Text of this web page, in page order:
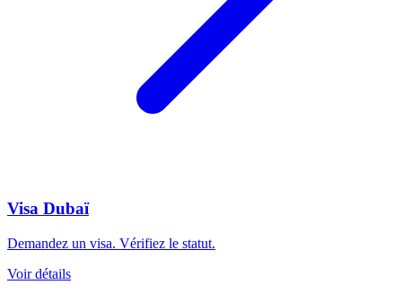
Visa Dubaï
Demandez un visa. Vérifiez le statut.
Voir détails